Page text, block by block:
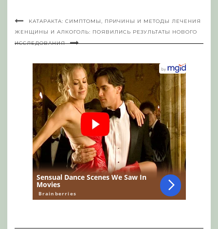
КАТАРАКТА: СИМПТОМЫ, ПРИЧИНЫ И МЕТОДЫ ЛЕЧЕНИЯ
ЖЕНЩИНЫ И АЛКОГОЛЬ: ПОЯВИЛИСЬ РЕЗУЛЬТАТЫ НОВОГО
ИССЛЕДОВАНИЯ